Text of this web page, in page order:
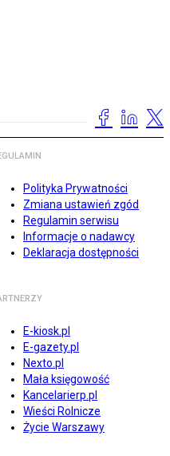
Polityka Prywatności
Zmiana ustawień zgód
Regulamin serwisu
Informacje o nadawcy
Deklaracja dostępności
E-kiosk.pl
E-gazety.pl
Nexto.pl
Mała księgowość
Kancelarierp.pl
Wieści Rolnicze
Życie Warszawy